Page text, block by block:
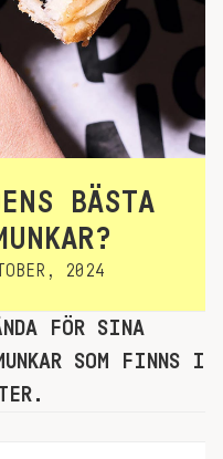
BÄSTA
2024
FÖR SINA
SOM FINNS I